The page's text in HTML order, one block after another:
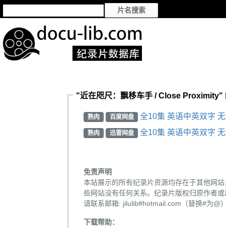
"近在咫尺：飘移车手 / Close Proximity"
熟肉 百度网盘 全10集 英语中英双字
熟肉 迅雷网盘 全10集 英语中英双字
免责声明
本站展示的所有纪录片资源均存在于其他网
些网站没有任何关系。纪录片版权归原作者
请联系邮箱: jilulib#hotmail.com（替换#为@
下载帮助：